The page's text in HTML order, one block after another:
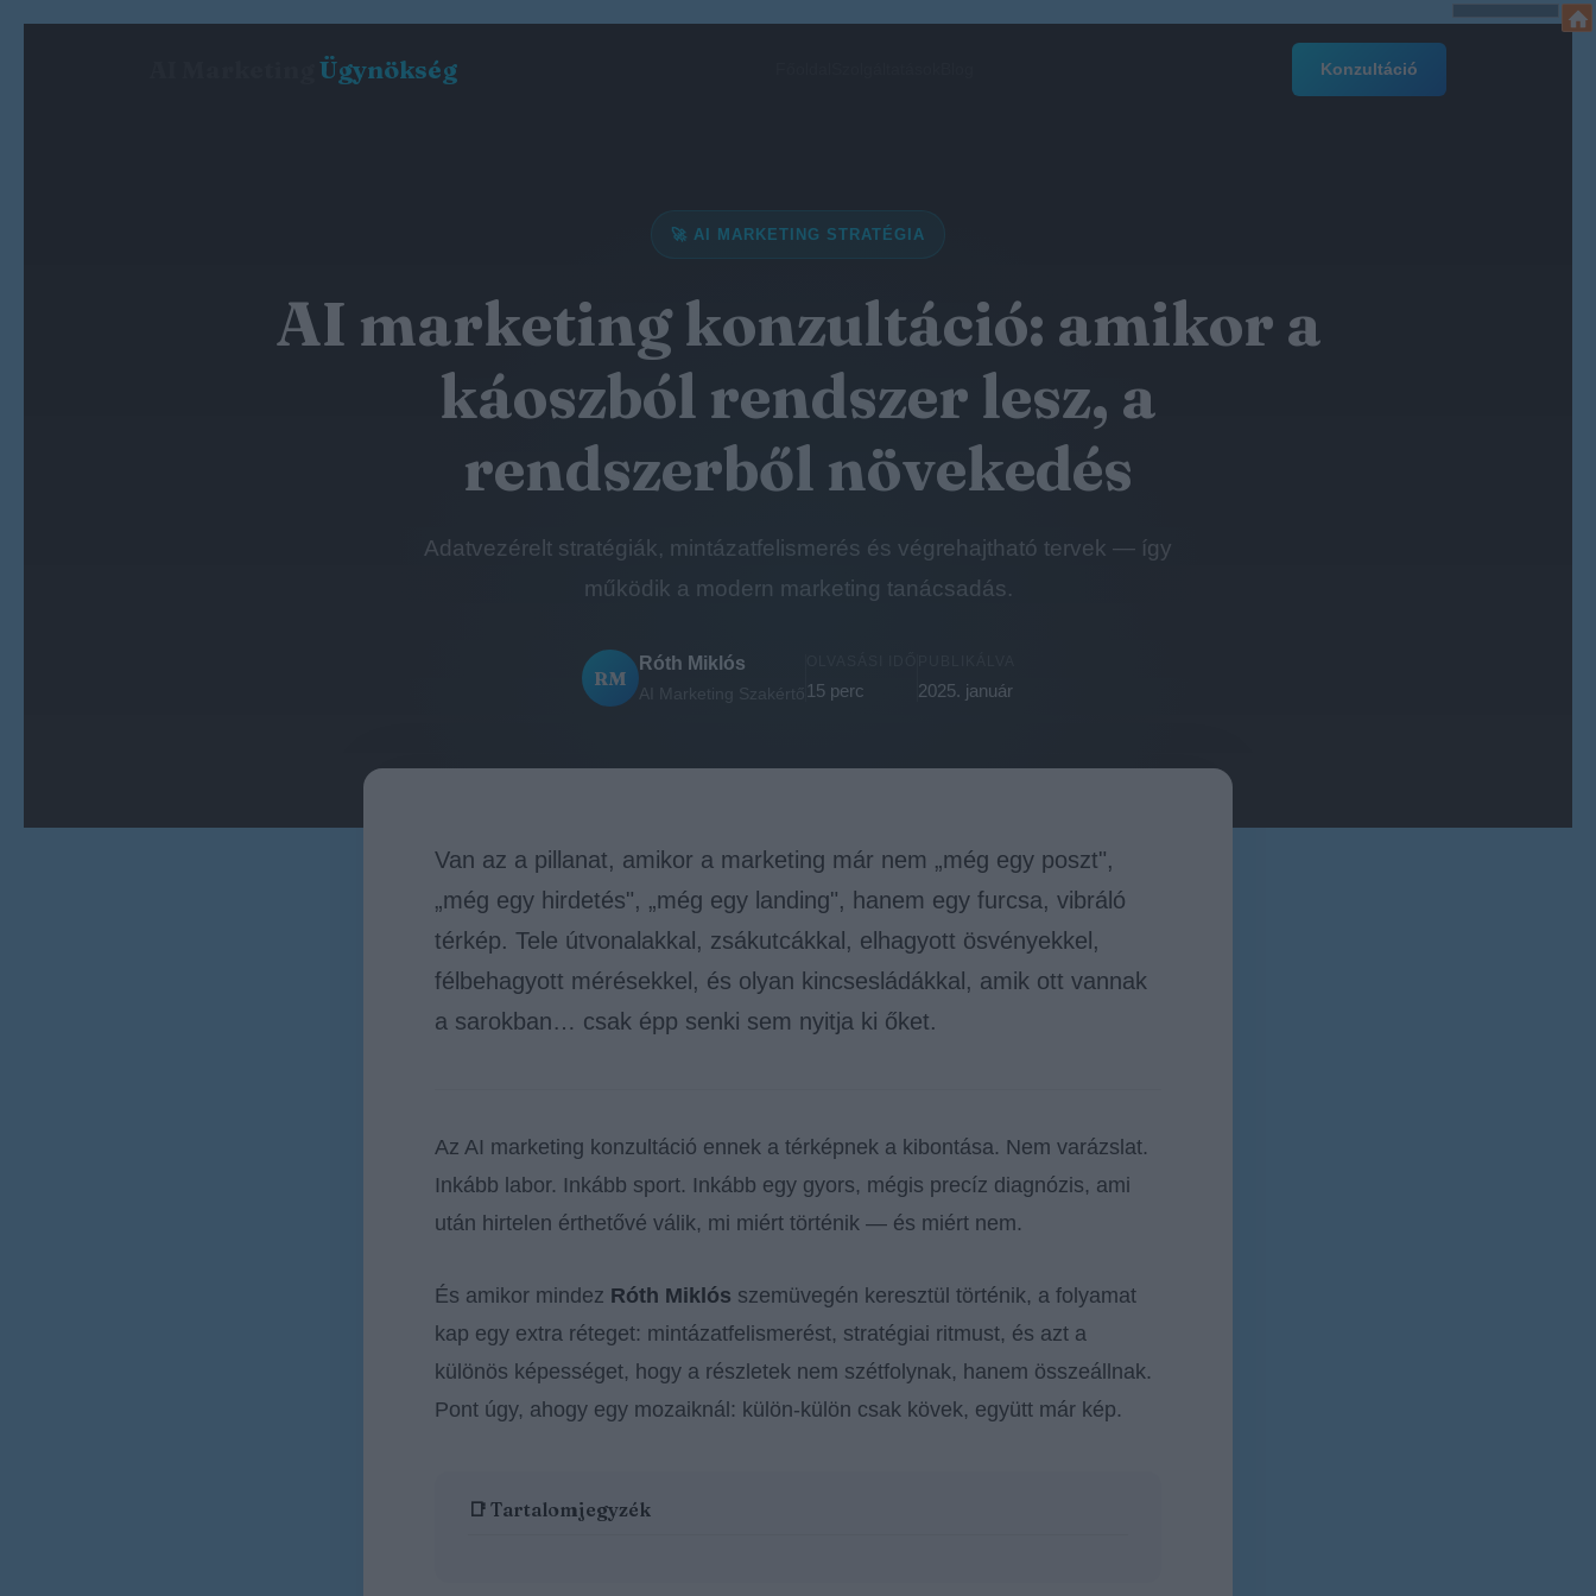
Ügynökség Konzultáció
🚀 AI MARKETING STRATÉGIA
AI marketing konzultáció: amikor a
káoszból rendszer lesz, a
rendszerből növekedés
Adatvezérelt stratégiák, mintázatfelismerés és végrehajtható tervek — így
működik a modern marketing tanácsadás.
RM
Róth Miklós
15 perc 2025. január
Van az a pillanat, amikor a marketing már nem „még egy poszt",
„még egy hirdetés", „még egy landing", hanem egy furcsa, vibráló
térkép. Tele útvonalakkal, zsákutcákkal, elhagyott ösvényekkel,
félbehagyott mérésekkel, és olyan kincsesládákkal, amik ott vannak
a sarokban… csak épp senki sem nyitja ki őket.
Az AI marketing konzultáció ennek a térképnek a kibontása. Nem varázslat.
Inkább labor. Inkább sport. Inkább egy gyors, mégis precíz diagnózis, ami
után hirtelen érthetővé válik, mi miért történik — és miért nem.
És amikor mindez Róth Miklós szemüvegén keresztül történik, a folyamat
kap egy extra réteget: mintázatfelismerést, stratégiai ritmust, és azt a
különös képességet, hogy a részletek nem szétfolynak, hanem összeállnak.
Pont úgy, ahogy egy mozaiknál: külön-külön csak kövek, együtt már kép.
📑 Tartalomjegyzék